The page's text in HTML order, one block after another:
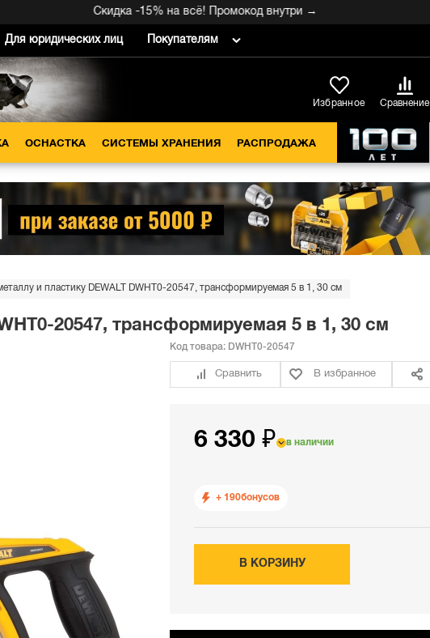
Скидка -15% на всё! Промокод внутри →
Для юридических лиц Покупателям
Избранное Сравнение
ОСНАСТКА СИСТЕМЫ ХРАНЕНИЯ РАСПРОДАЖА
и пластику DEWALT DWHT0-20547, трансформируемая 5 в 1, 30 см
20547, трансформируемая 5 в 1, 30 см
Код товара: DWHT0-20547
Сравнить В избранное
6 330 ₽ в наличии
+ 190бонусов
В КОРЗИНУ